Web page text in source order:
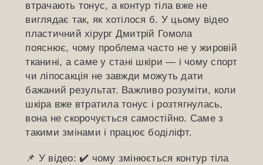
втрачають тонус, а контур тіла вже не
виглядає так, як хотілося б. У цьому відео
пластичний хірург Дмитрій Гомола
пояснює, чому проблема часто не у жировій
тканині, а саме у стані шкіри — і чому спорт
чи ліпосакція не завжди можуть дати
бажаний результат. Важливо розуміти, коли
шкіра вже втратила тонус і розтягнулась,
вона не скорочується самостійно. Саме з
такими змінами і працює боділіфт.
📌 У відео: ✔️ чому змінюється контур тіла